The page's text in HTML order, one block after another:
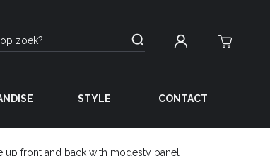
STYLE CONTACT
up front and back with modesty panel